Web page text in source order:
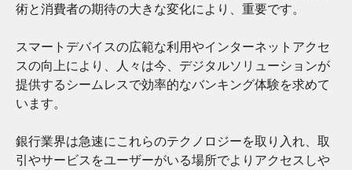
術と消費者の期待の大きな変化により、重要です。
スマートデバイスの広範な利用やインターネットアクセ
スの向上により、人々は今、デジタルソリューションが
提供するシームレスで効率的なバンキング体験を求めて
います。
銀行業界は急速にこれらのテクノロジーを取り入れ、取
引やサービスをユーザーがいる場所でよりアクセスしや